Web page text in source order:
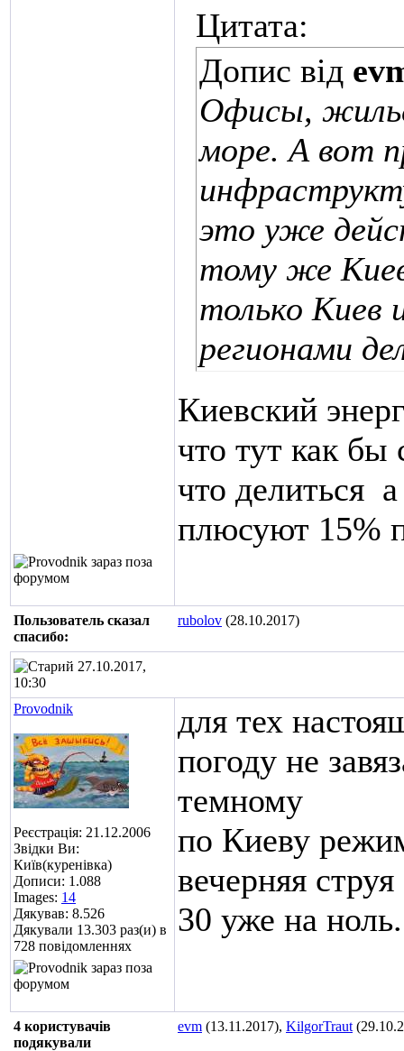
Цитата:
Допис від
Офисы,
море. А вот
это уже
тому же
только Киев
регионами
Киевский
что тут как
что делиться
плюсуют 15%
Пользователь сказал
cпасибо:
rubolov (28.10.2017)
27.10.2017,
10:30
Provodnik
Реєстрація: 21.12.2006
Звідки Ви:
Київ(куренівка)
Дописи: 1.088
Images: 14
Дякував: 8.526
Дякували 13.303 раз(и) в
728 повідомленнях
для тех
погоду не
темному
по Киеву
вечерняя
30 уже на ноль.
4 користувачів
подякували
evm (13.11.2017), KilgorTraut